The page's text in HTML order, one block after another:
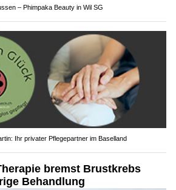
– Phimpaka Beauty in Wil SG
Ihr privater Pflegepartner im Baselland
bremst Brustkrebs
Behandlung